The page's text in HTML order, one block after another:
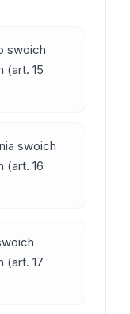
swoich
(art. 15
swoich
(art. 16
(art. 17